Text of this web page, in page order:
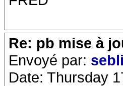
Re: pb mise à
Envoyé par:
Date: Thursday